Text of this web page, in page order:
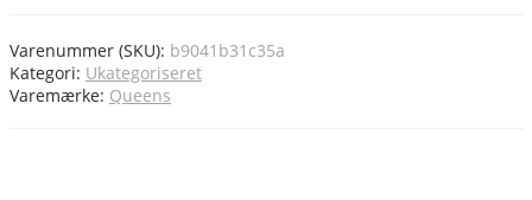
Varenummer (SKU): b9041b31c35a
Kategori: Ukategoriseret
Varemærke: Queens